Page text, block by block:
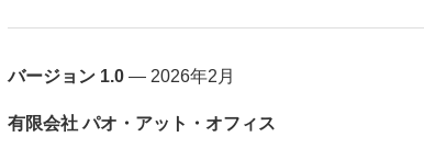
バージョン 1.0 — 2026年2月
有限会社 パオ・アット・オフィス